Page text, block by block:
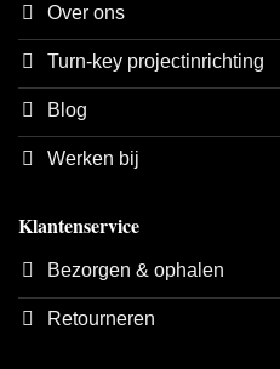
Over ons
Turn-key projectinrichting
Blog
Werken bij
Klantenservice
Bezorgen & ophalen
Retourneren